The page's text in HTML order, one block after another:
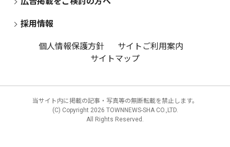
採用情報
個人情報保護方針
サイトご利用案内
サイトマップ
当サイト内に掲載の記事・写真等の無断転載を禁止します。
(C) Copyright 2026 TOWNNEWS-SHA CO.,LTD.
All Rights Reserved.